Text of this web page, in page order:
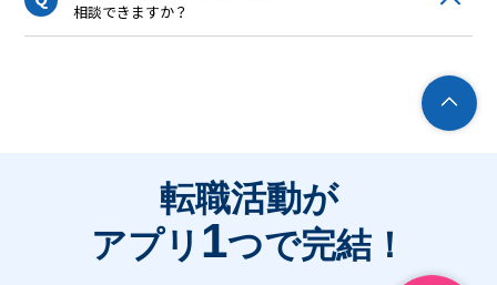
相談できますか？
転職活動が
アプリ 1つで完結！